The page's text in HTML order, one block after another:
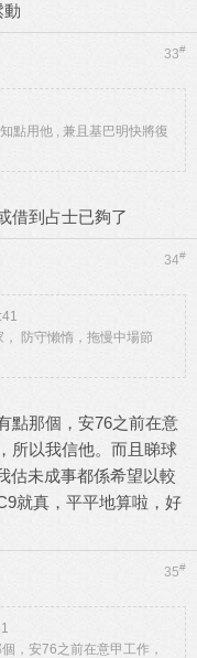
動
33#
點用他 , 兼且基巴明快將復
借到占士已夠了
34#
防守懶惰，拖慢中場節
點那個，安76之前在意
所以我信他。而且睇球
估未成事都係希望以較
就真，平平地算啦，好
35#
，安76之前在意甲工作，